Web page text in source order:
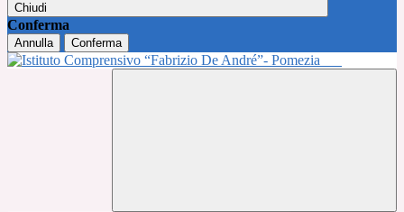
Chiudi
Conferma
Annulla Conferma